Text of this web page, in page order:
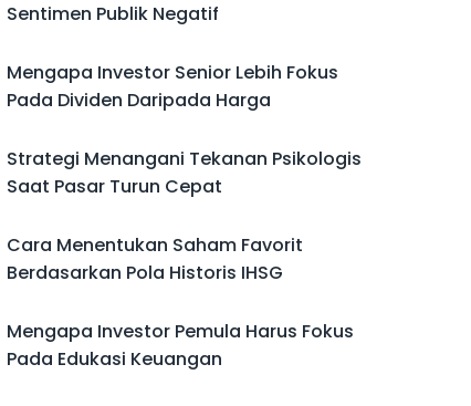
Sentimen Publik Negatif
Mengapa Investor Senior Lebih Fokus
Pada Dividen Daripada Harga
Strategi Menangani Tekanan Psikologis
Saat Pasar Turun Cepat
Cara Menentukan Saham Favorit
Berdasarkan Pola Historis IHSG
Mengapa Investor Pemula Harus Fokus
Pada Edukasi Keuangan